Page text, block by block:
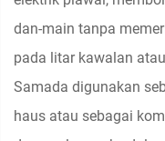
dan-main tanpa
pada litar kawalan
Samada digunakan
haus atau sebagai